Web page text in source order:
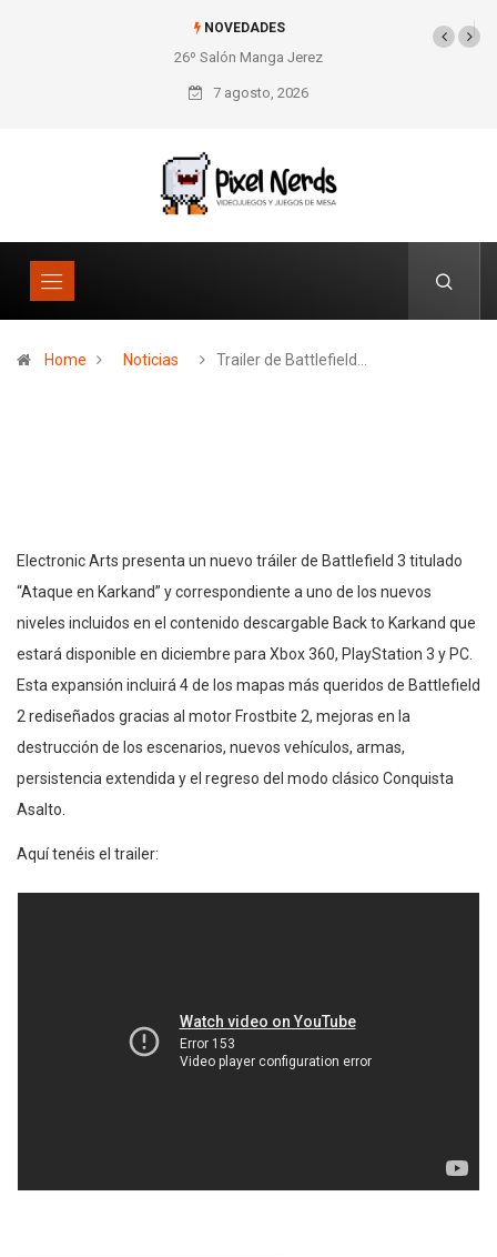
NOVEDADES
26º Salón Manga Jerez SNES Pixel Book para
los amantes de lo retro
7 agosto, 2026
Home Noticias Trailer de Battlefield…
Electronic Arts presenta un nuevo tráiler de Battlefield 3 titulado
“Ataque en Karkand” y correspondiente a uno de los nuevos
niveles incluidos en el contenido descargable Back to Karkand que
estará disponible en diciembre para Xbox 360, PlayStation 3 y PC.
Esta expansión incluirá 4 de los mapas más queridos de Battlefield
2 rediseñados gracias al motor Frostbite 2, mejoras en la
destrucción de los escenarios, nuevos vehículos, armas,
persistencia extendida y el regreso del modo clásico Conquista
Asalto.
Aquí tenéis el trailer: